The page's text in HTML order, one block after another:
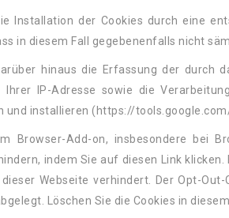
Installation der Cookies durch eine
in diesem Fall gegebenenfalls nicht
hinaus die Erfassung der durch
Ihrer IP-Adresse sowie die
und installieren (https://
Browser-Add-on, insbesondere bei
indem Sie auf diesen Link
dieser Webseite verhindert. Der Opt-
Löschen Sie die Cookies in